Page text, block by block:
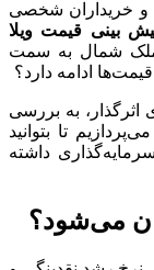
و خریداران شخصی
بینی قیمت ویلا
ملک شمال به سمت
ادامه دارد؟
اثرگذار، به بررسی
پیش بینی قیمت ویلا شمال برای سال 1405 می‌پردازیم تا بتوانید
داشته